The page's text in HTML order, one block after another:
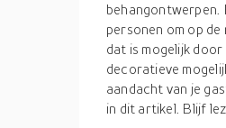
behangontwerpen.
personen om op
dat is mogelijk
decoratieve
aandacht van je
in dit artikel. Blijf